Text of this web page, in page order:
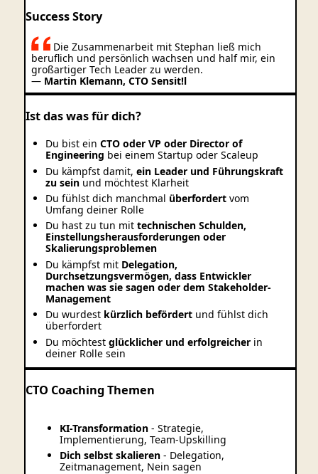
Success Story
Die Zusammenarbeit mit Stephan ließ mich
beruflich und persönlich wachsen und half mir, ein
großartiger Tech Leader zu werden.
— Martin Klemann, CTO Sensit!l
Ist das was für dich?
Du bist ein CTO oder VP oder Director of
Engineering bei einem Startup oder Scaleup
Du kämpfst damit, ein Leader und Führungskraft
zu seinund möchtest Klarheit
Du fühlst dich manchmal überfordertvom
Umfang deiner Rolle
Du hast zu tun mit technischen Schulden,
Einstellungsherausforderungen oder
Skalierungsproblemen
Du kämpfst mit Delegation,
Durchsetzungsvermögen, dass Entwickler
machen was sie sagen oder dem Stakeholder-
Management
Du wurdest kürzlich befördertund fühlst dich
überfordert
Du möchtest glücklicher und erfolgreicherin
deiner Rolle sein
CTO Coaching Themen
KI-Transformation - Strategie,
Implementierung, Team-Upskilling
Dich selbst skalieren - Delegation,
Zeitmanagement, Nein sagen